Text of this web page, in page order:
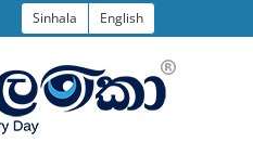
Sinhala English